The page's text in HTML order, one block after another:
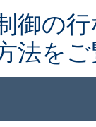
御の
法を